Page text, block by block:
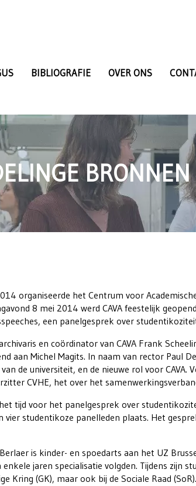
BIBLIOGRAFIE OVER ONS
BRONNEN
organiseerde het Centrum voor
8 mei 2014 werd CAVA feestelijk
een panelgesprek over
en coördinator van CAVA Frank
aan Michel Magits. In naam van rector Paul
de universiteit, en de nieuwe rol voor
CVHE, het over het
tijd voor het panelgesprek over
vier studentikoze panelleden plaats. Het
is kinder- en spoedarts aan het UZ
enkele jaren specialisatie volgden. Tijdens zijn
Kring (GK), maar ook bij de Sociale Raad (SoR).